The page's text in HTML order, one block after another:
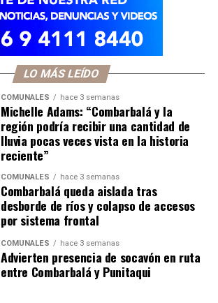
LO MÁS LEÍDO
COMUNALES hace 3 semanas
Michelle Adams: “Combarbalá y la
región podría recibir una cantidad de
lluvia pocas veces vista en la historia
reciente”
COMUNALES hace 3 semanas
Combarbalá queda aislada tras
desborde de ríos y colapso de accesos
por sistema frontal
COMUNALES hace 3 semanas
Advierten presencia de socavón en ruta
entre Combarbalá y Punitaqui